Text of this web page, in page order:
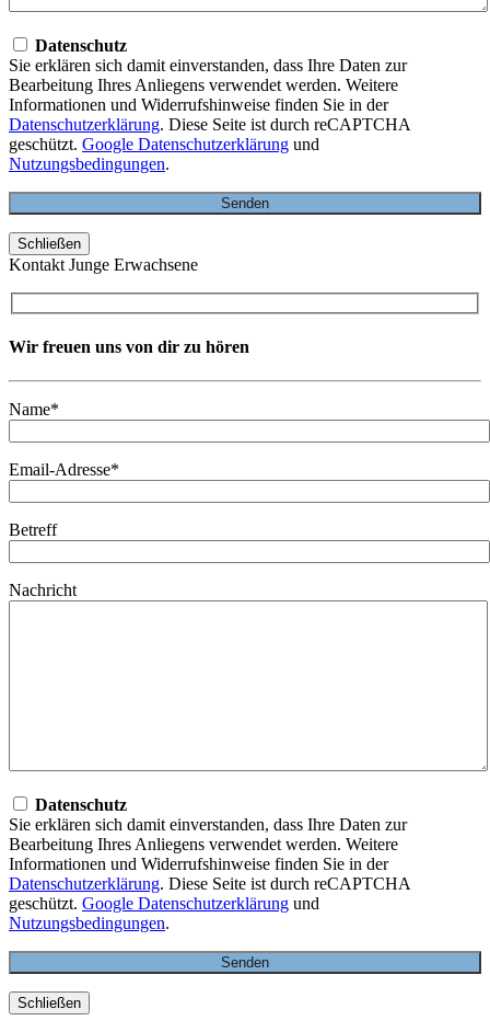
Datenschutz
Sie erklären sich damit einverstanden, dass Ihre Daten zur
Bearbeitung Ihres Anliegens verwendet werden. Weitere
Informationen und Widerrufshinweise finden Sie in der
Datenschutzerklärung. Diese Seite ist durch reCAPTCHA
geschützt. Google Datenschutzerklärung und
Nutzungsbedingungen.
Schließen
Kontakt Junge Erwachsene
Wir freuen uns von dir zu hören
Name*
Email-Adresse*
Betreff
Nachricht
Datenschutz
Sie erklären sich damit einverstanden, dass Ihre Daten zur
Bearbeitung Ihres Anliegens verwendet werden. Weitere
Informationen und Widerrufshinweise finden Sie in der
Datenschutzerklärung. Diese Seite ist durch reCAPTCHA
geschützt. Google Datenschutzerklärung und
Nutzungsbedingungen.
Schließen